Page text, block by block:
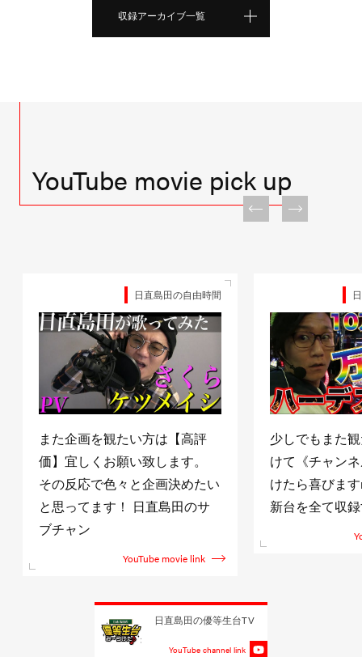
収録アーカイブ一覧
YouTube movie pick up
日直島田の自由時間
また企画を観たい方は【高評
価】宜しくお願い致します。
その反応で色々と企画決めたい
と思ってます！ 日直島田のサ
ブチャン
YouTube movie link
少しでもまた
けて《チャン
けたら喜びま
新台を全て収
日直島田の優等生台TV
YouTube channel link